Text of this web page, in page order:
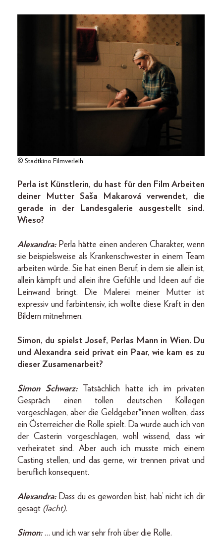
© Stadtkino Filmverleih
Perla ist Künstlerin, du hast für den Film Arbeiten
deiner Mutter Saša Makarová verwendet, die
gerade in der Landesgalerie ausgestellt sind.
Wieso?
Alexandra: Perla hätte einen anderen Charakter, wenn
sie beispielsweise als Krankenschwester in einem Team
arbeiten würde. Sie hat einen Beruf, in dem sie allein ist,
allein kämpft und allein ihre Gefühle und Ideen auf die
Leinwand bringt. Die Malerei meiner Mutter ist
expressiv und farbintensiv, ich wollte diese Kraft in den
Bildern mitnehmen.
Simon, du spielst Josef, Perlas Mann in Wien. Du
und Alexandra seid privat ein Paar, wie kam es zu
dieser Zusamenarbeit?
Simon Schwarz:
Tatsächlich hatte ich im privaten
Gespräch einen tollen deutschen Kollegen
vorgeschlagen, aber die Geldgeber*innen wollten, dass
ein Österreicher die Rolle spielt. Da wurde auch ich von
der Casterin vorgeschlagen, wohl wissend, dass wir
verheiratet sind. Aber auch ich musste mich einem
Casting stellen, und das gerne, wir trennen privat und
beruflich konsequent.
Alexandra: Dass du es geworden bist, hab’ nicht ich dir
gesagt (lacht).
Simon: … und ich war sehr froh über die Rolle.